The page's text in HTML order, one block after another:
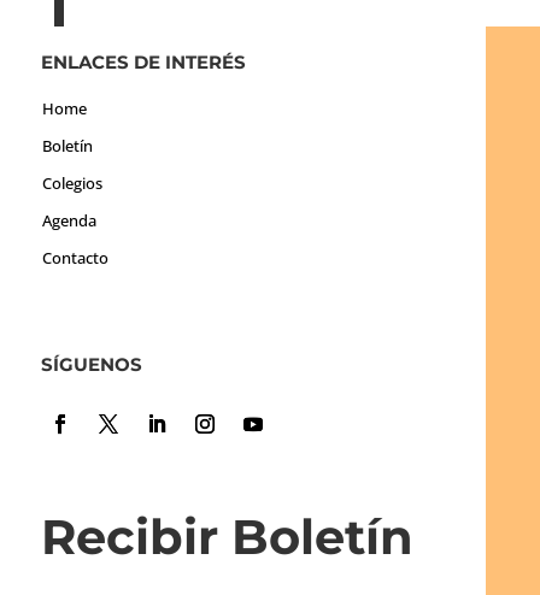
ENLACES DE INTERÉS
Home
Boletín
Colegios
Agenda
Contacto
SÍGUENOS
Recibir Boletín